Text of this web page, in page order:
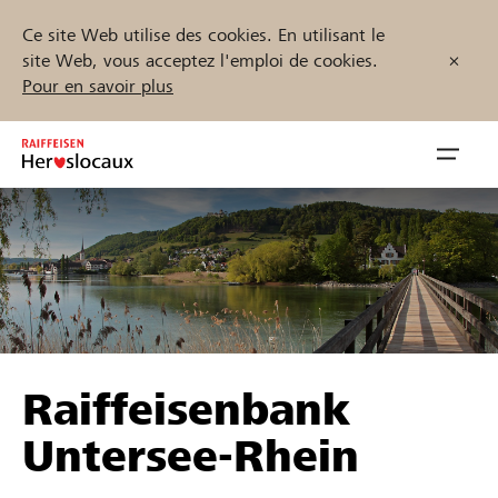
Ce site Web utilise des cookies. En utilisant le
site Web, vous acceptez l'emploi de cookies.
Pour en savoir plus
Inhalt
springen
öffnen
Parrainer
Soutien & assistance
Trouvez des projets et des organisations
Démarrez maintenant
Raiffeisenbank
Untersee-Rhein